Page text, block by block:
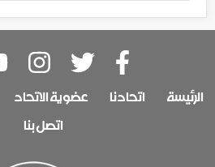
الرئيسة اتحادنا عضوية الاتحاد
اتصل بنا